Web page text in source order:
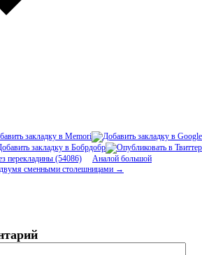
перекладины (54086)
Аналой большой
сменными столешницами →